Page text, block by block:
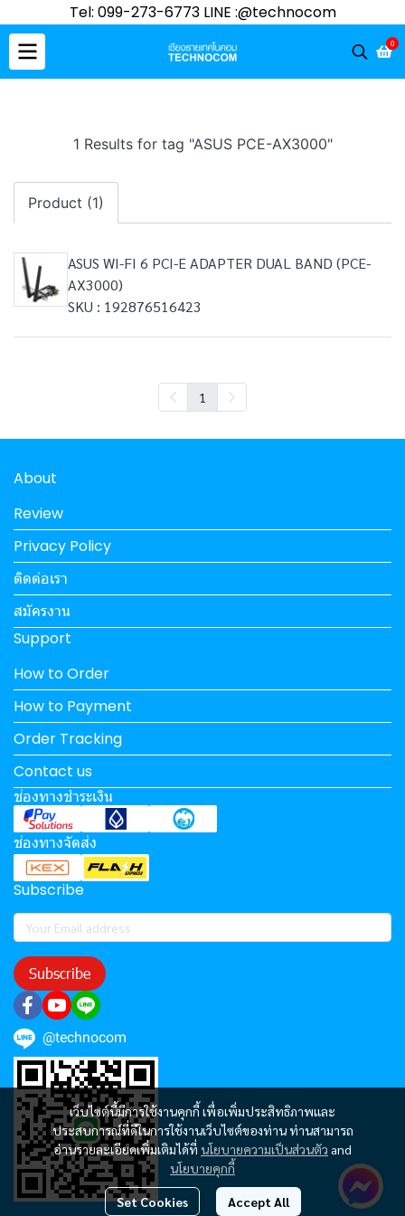
Tel: 099-273-6773 LINE :@technocom
0
1 Results for tag "ASUS PCE-AX3000"
Product (1)
ASUS WI-FI 6 PCI-E ADAPTER DUAL BAND (PCE-
AX3000)
SKU : 192876516423
1
เว็บไซต์นี้มีการใช้งานคุกกี้ เพื่อเพิ่มประสิทธิภาพและ
ประสบการณ์ที่ดีในการใช้งานเว็บไซต์ของท่าน ท่านสามารถ
อ่านรายละเอียดเพิ่มเติมได้ที่ นโยบายความเป็นส่วนตัว and
นโยบายคุกกี้
Set Cookies Accept All
About
Review
Privacy Policy
ติดต่อเรา
สมัครงาน
Support
How to Order
How to Payment
Order Tracking
Contact us
ช่องทางชำระเงิน
ช่องทางจัดส่ง
Subscribe
Subscribe
@technocom